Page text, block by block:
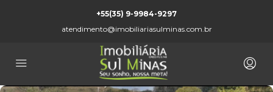
+55(35) 9-9984-9297
atendimento@imobiliariasulminas.com.br